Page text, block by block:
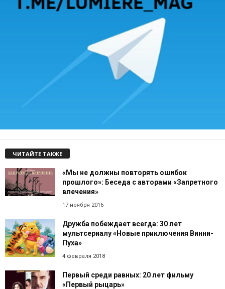
ЧИТАЙТЕ ТАКЖЕ
«Мы не должны повторять ошибок
прошлого»: Беседа с авторами «Запретного
влечения»
17 ноября 2016
Дружба побеждает всегда: 30 лет
мультсериалу «Новые приключения Винни-
Пуха»
4 февраля 2018
Первый среди равных: 20 лет фильму
«Первый рыцарь»